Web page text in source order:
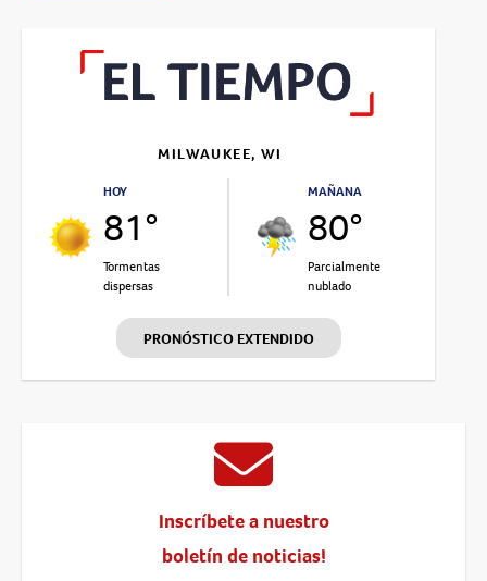
MILWAUKEE, WI
HOY
81°
Tormentas
dispersas
MAÑANA
80°
Parcialmente
nublado
PRONÓSTICO EXTENDIDO
Inscríbete a nuestro
boletín de noticias!